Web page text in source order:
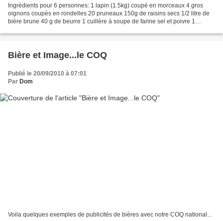
Ingrédients pour 6 personnes: 1 lapin (1.5kg) coupé en morceaux 4 gros
oignons coupés en rondelles 20 pruneaux 150g de raisins secs 1/2 litre de
bière brune 40 g de beurre 1 cuillère à soupe de farine sel et poivre 1
Bière et Image...le COQ
Publié le 20/09/2010 à 07:01
Par Dom
Voila quelques exemples de publicités de bières avec notre COQ national...